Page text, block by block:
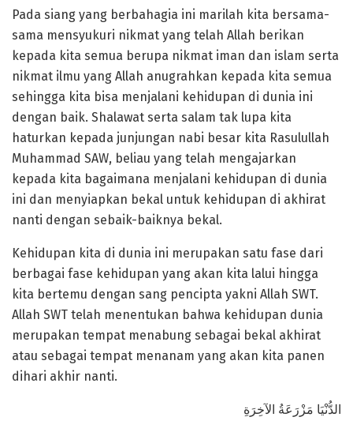
Pada siang yang berbahagia ini marilah kita bersama-
sama mensyukuri nikmat yang telah Allah berikan
kepada kita semua berupa nikmat iman dan islam serta
nikmat ilmu yang Allah anugrahkan kepada kita semua
sehingga kita bisa menjalani kehidupan di dunia ini
dengan baik. Shalawat serta salam tak lupa kita
haturkan kepada junjungan nabi besar kita Rasulullah
Muhammad SAW, beliau yang telah mengajarkan
kepada kita bagaimana menjalani kehidupan di dunia
ini dan menyiapkan bekal untuk kehidupan di akhirat
nanti dengan sebaik-baiknya bekal.
Kehidupan kita di dunia ini merupakan satu fase dari
berbagai fase kehidupan yang akan kita lalui hingga
kita bertemu dengan sang pencipta yakni Allah SWT.
Allah SWT telah menentukan bahwa kehidupan dunia
merupakan tempat menabung sebagai bekal akhirat
atau sebagai tempat menanam yang akan kita panen
dihari akhir nanti.
الدُّنْيَا مَزْرَعَةُ الآخِرَةِ